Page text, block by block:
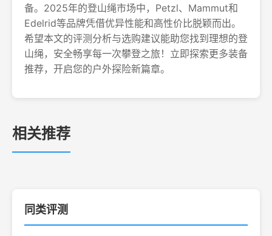
备。2025年的登山绳市场中，Petzl、Mammut和
Edelrid等品牌凭借优异性能和高性价比脱颖而出。
希望本文的评测分析与选购建议能助您找到理想的登
山绳，安全畅享每一次攀登之旅！立即探索更多装备
推荐，开启您的户外探险新篇章。
相关推荐
同类评测